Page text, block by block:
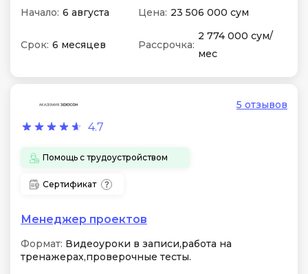
Начало: 6 августа Цена: 23 506 000 сум
Срок: 6 месяцев Рассрочка:
2 774 000 сум/
мес
4.7
5 отзывов
Помощь с трудоустройством
Сертификат
Менеджер проектов
Формат: Видеоуроки в записи,работа на
тренажерах,проверочные тесты.